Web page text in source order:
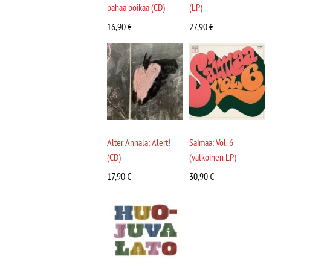
pahaa poikaa (CD)
16,90€
(LP)
27,90€
Alter Annala: Alert!
(CD)
17,90€
Saimaa: Vol. 6
(valkoinen LP)
30,90€